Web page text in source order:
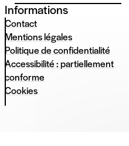
Informations
Contact
Mentions légales
Politique de confidentialité
Accessibilité : partiellement
conforme
Cookies